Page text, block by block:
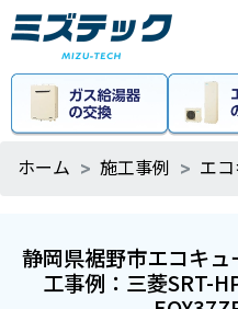
ホーム 施工事例 エ
静岡県裾野市エコキ
工事例：三菱SRT-